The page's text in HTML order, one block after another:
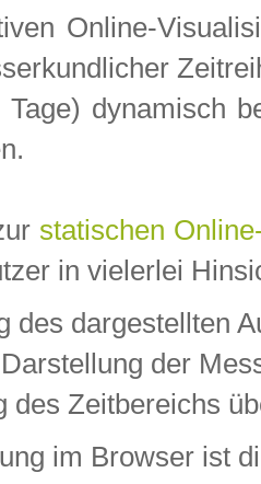
Online-
dynamisch
statischen
in vielerlei
des dargestellten
der
des Zeitbereichs
im Browser ist